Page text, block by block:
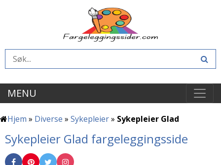
MENU
Hjem » Diverse » Sykepleier» Sykepleier Glad
Sykepleier Glad fargeleggingsside